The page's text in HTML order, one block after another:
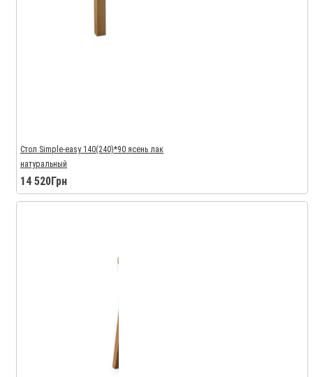
Стол Simple-easy 140(240)*90 ясень лак
натуральный
14 520Грн